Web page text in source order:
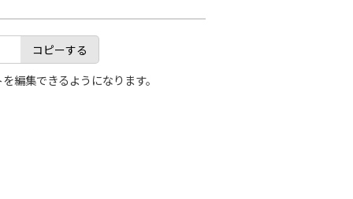
コピーする
編集できるようになります。